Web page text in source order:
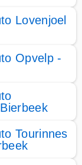
Lovenjoel
Opvelp -
Tourinnes